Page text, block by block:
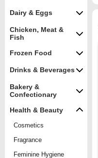
Dairy & Eggs
Chicken, Meat &
Fish
Frozen Food
Drinks & Beverages
Bakery &
Confectionary
Health & Beauty
Cosmetics
Fragrance
Feminine Hygiene